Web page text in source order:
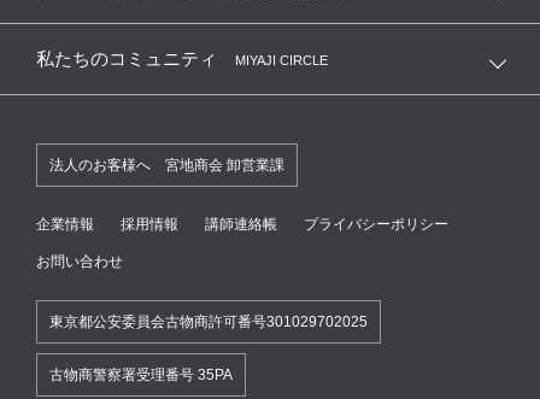
私たちのコミュニティ MIYAJI CIRCLE
法人のお客様へ 宮地商会 卸営業課
企業情報 採用情報 講師連絡帳 プライバシーポリシー
お問い合わせ
東京都公安委員会古物商許可番号301029702025
古物商警察署受理番号 35PA